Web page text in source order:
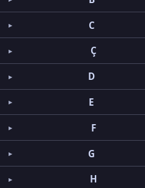
C
Ç
D
E
F
G
H